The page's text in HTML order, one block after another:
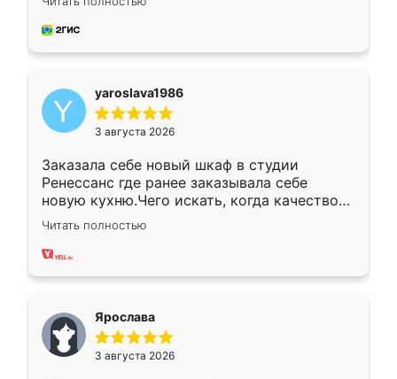
довольны работой. Спасибо Ренессанс
мебель за качественную работу!
yaroslava1986
3 августа 2026
Заказала себе новый шкаф в студии
Ренессанс где ранее заказывала себе
новую кухню.Чего искать, когда качеством
вполне довольна. Служит кухня уже почти
два года, нареканий нет.
Читать полностью
Ярослава
3 августа 2026